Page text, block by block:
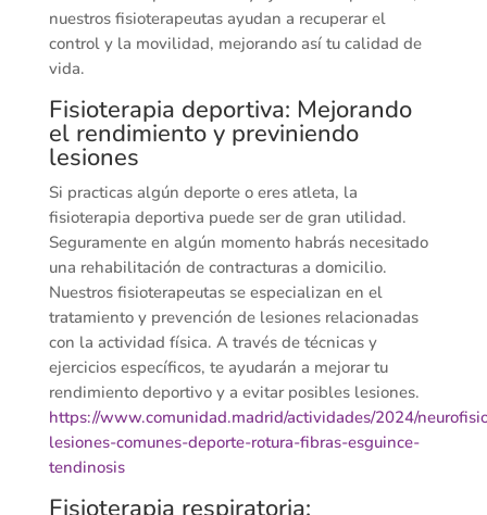
nuestros fisioterapeutas ayudan a recuperar el
control y la movilidad, mejorando así tu calidad de
vida.
Fisioterapia deportiva: Mejorando
el rendimiento y previniendo
lesiones
Si practicas algún deporte o eres atleta, la
fisioterapia deportiva puede ser de gran utilidad.
Seguramente en algún momento habrás necesitado
una rehabilitación de contracturas a domicilio.
Nuestros fisioterapeutas se especializan en el
tratamiento y prevención de lesiones relacionadas
con la actividad física. A través de técnicas y
ejercicios específicos, te ayudarán a mejorar tu
rendimiento deportivo y a evitar posibles lesiones.
https://www.comunidad.madrid/actividades/2024/
lesiones-comunes-deporte-rotura-fibras-esguince-
tendinosis
Fisioterapia respiratoria: